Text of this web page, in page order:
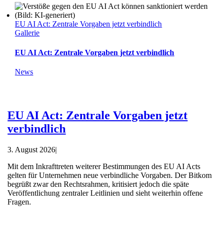
EU AI Act: Zentrale Vorgaben jetzt verbindlich
Gallerie
EU AI Act: Zentrale Vorgaben jetzt verbindlich
News
EU AI Act: Zentrale Vorgaben jetzt
verbindlich
3. August 2026|
Mit dem Inkrafttreten weiterer Bestimmungen des EU AI Acts
gelten für Unternehmen neue verbindliche Vorgaben. Der Bitkom
begrüßt zwar den Rechtsrahmen, kritisiert jedoch die späte
Veröffentlichung zentraler Leitlinien und sieht weiterhin offene
Fragen.